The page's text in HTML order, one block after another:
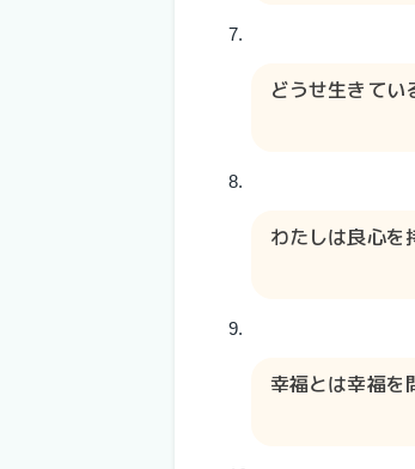
どうせ生きてい
わたしは良心を
幸福とは幸福を